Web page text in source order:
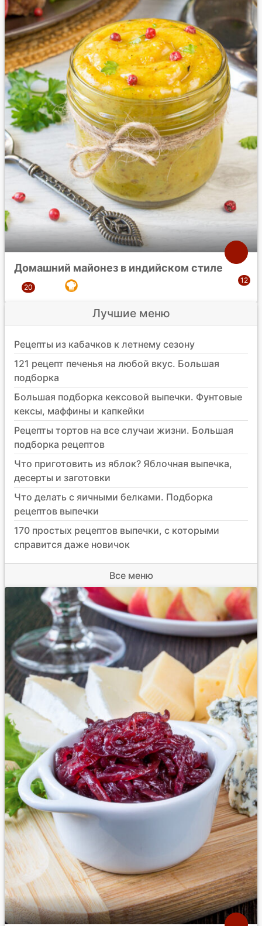
Домашний майонез в индийском стиле
Лучшие меню
Рецепты из кабачков к летнему сезону
121 рецепт печенья на любой вкус. Большая
подборка
Большая подборка кексовой выпечки. Фунтовые
кексы, маффины и капкейки
Рецепты тортов на все случаи жизни. Большая
подборка рецептов
Что приготовить из яблок? Яблочная выпечка,
десерты и заготовки
Что делать с яичными белками. Подборка
рецептов выпечки
170 простых рецептов выпечки, с которыми
справится даже новичок
Все меню